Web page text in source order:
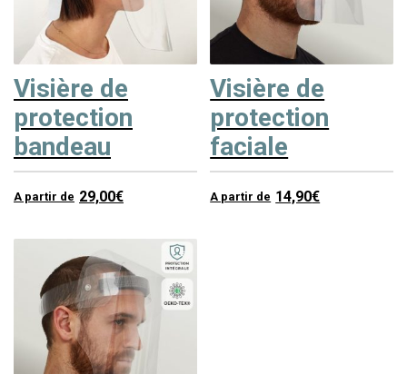
Visière de
protection
bandeau
A partir de 29,00€
Visière de
protection
faciale
A partir de 14,90€